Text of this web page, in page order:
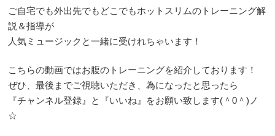
ご自宅でも外出先でもどこでもホットスリムのトレーニング解
説＆指導が
人気ミュージックと一緒に受けれちゃいます！
こちらの動画ではお腹のトレーニングを紹介しております！
ぜひ、最後までご視聴いただき、為になったと思ったら
『チャンネル登録』と『いいね』をお願い致します(＾0＾)ノ
☆